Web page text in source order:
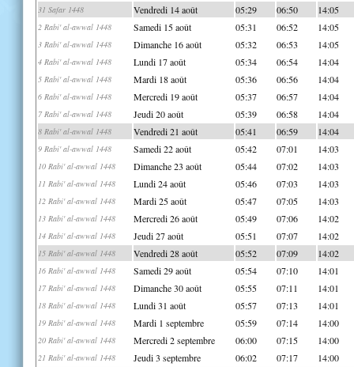
31 Safar 1448 Vendredi 14 août 05:29 06:50 14:05
2 Rabi' al-awwal 1448 Samedi 15 août 05:31 06:52 14:05
3 Rabi' al-awwal 1448 Dimanche 16 août 05:32 06:53 14:05
4 Rabi' al-awwal 1448 Lundi 17 août 05:34 06:54 14:04
5 Rabi' al-awwal 1448 Mardi 18 août 05:36 06:56 14:04
6 Rabi' al-awwal 1448 Mercredi 19 août 05:37 06:57 14:04
7 Rabi' al-awwal 1448 Jeudi 20 août 05:39 06:58 14:04
8 Rabi' al-awwal 1448 Vendredi 21 août 05:41 06:59 14:04
9 Rabi' al-awwal 1448 Samedi 22 août 05:42 07:01 14:03
10 Rabi' al-awwal 1448 Dimanche 23 août 05:44 07:02 14:03
11 Rabi' al-awwal 1448 Lundi 24 août 05:46 07:03 14:03
12 Rabi' al-awwal 1448 Mardi 25 août 05:47 07:05 14:03
13 Rabi' al-awwal 1448 Mercredi 26 août 05:49 07:06 14:02
14 Rabi' al-awwal 1448 Jeudi 27 août 05:51 07:07 14:02
15 Rabi' al-awwal 1448 Vendredi 28 août 05:52 07:09 14:02
16 Rabi' al-awwal 1448 Samedi 29 août 05:54 07:10 14:01
17 Rabi' al-awwal 1448 Dimanche 30 août 05:55 07:11 14:01
18 Rabi' al-awwal 1448 Lundi 31 août 05:57 07:13 14:01
19 Rabi' al-awwal 1448 Mardi 1 septembre 05:59 07:14 14:00
20 Rabi' al-awwal 1448 Mercredi 2 septembre 06:00 07:15 14:00
21 Rabi' al-awwal 1448 Jeudi 3 septembre 06:02 07:17 14:00